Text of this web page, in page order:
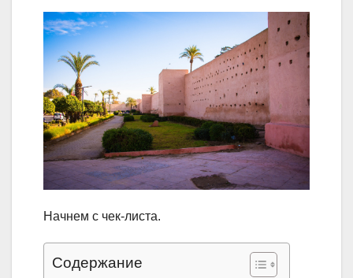
Начнем с чек-листа.
Содержание